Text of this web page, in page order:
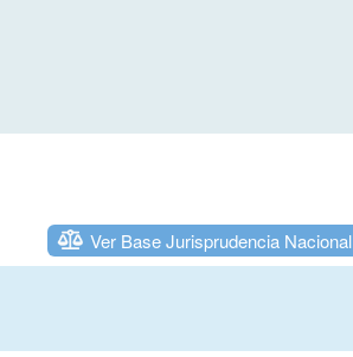
Ver Base Jurisprudencia Nacional